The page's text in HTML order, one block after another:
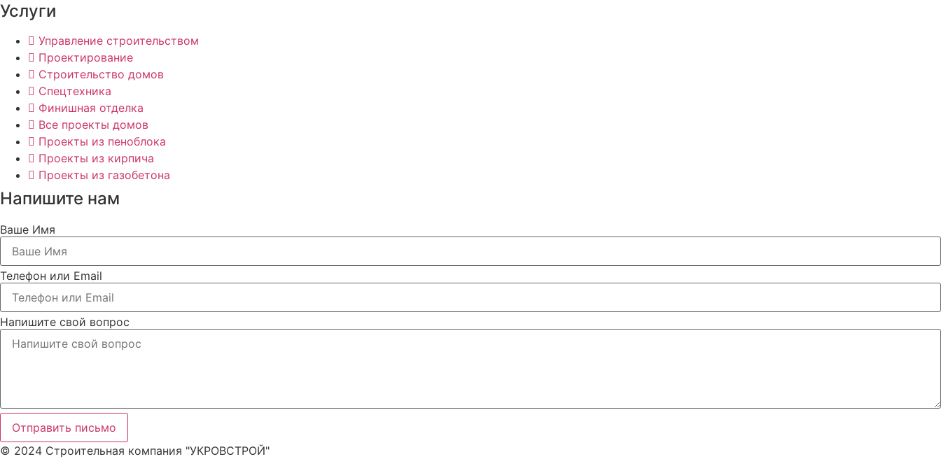
Услуги
Управление строительством
Проектирование
Строительство домов
Спецтехника
Финишная отделка
Все проекты домов
Проекты из пеноблока
Проекты из кирпича
Проекты из газобетона
Напишите нам
Ваше Имя
Телефон или Email
Напишите свой вопрос
Отправить письмо
© 2024 Строительная компания "УКРОВСТРОЙ"